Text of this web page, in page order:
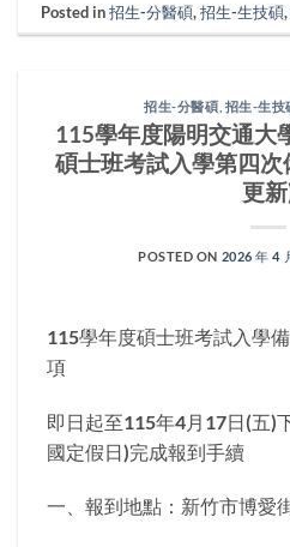
Posted in招生-分醫碩,招生-生技碩
招生-分醫碩 招生-生技
115學年度陽明交通大
碩士班考試入學第四
更
POSTED ON 2026 年 4
115學年度碩士班考試入學
項
即日起至115年4月17日(五)
國定假日)完成報到手續
一、報到地點：新竹市博愛